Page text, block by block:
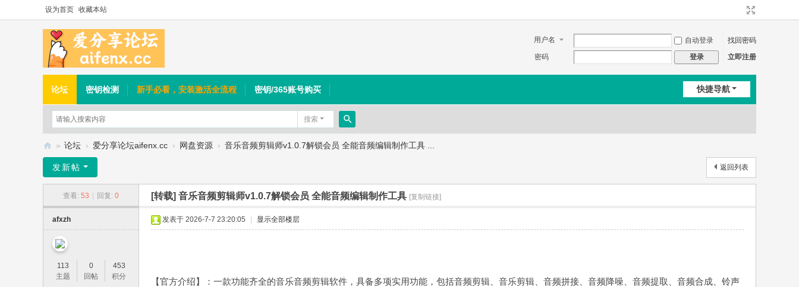
设为首页 收藏本站
用户名 自动登录
找回密码
密码
登录 立即注册
快捷导航
论坛 密钥检测 新手必看，安装激活全流程 密钥/365账号购买
搜索
搜
索
分
坛
» 论坛 › 爱分享论坛aifenx.cc › 网盘资源 › 音乐音频剪辑师v1.0.7解锁会员 全能音频编辑制作工具 ...
返回列表
发新帖
查看: 53 回复: 0 [转载] 音乐音频剪辑师v1.0.7解锁会员 全能音频编辑制作工具 [复制链接]
afxzh
113
主题
0
回帖
453
积分
发表于 2026-7-7 23:20:05 显示全部楼层
【官方介绍】：一款功能齐全的音乐音频剪辑软件，具备多项实用功能，包括音频剪辑、音乐剪辑、音频拼接、音频降噪、音频提取、音频合成、铃声